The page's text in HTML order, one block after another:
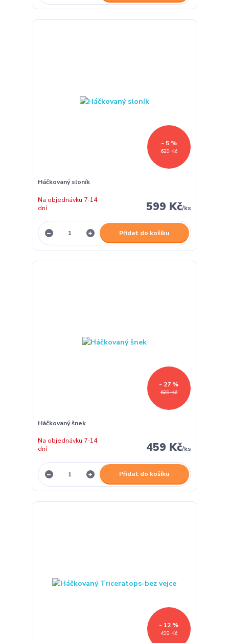
629 Kč
- 5 %
Háčkovaný sloník
599 Kč/ks
Na objednávku 7-14
dní
Přidat do košíku
629 Kč
- 27 %
Háčkovaný šnek
459 Kč/ks
Na objednávku 7-14
dní
Přidat do košíku
490 Kč
- 12 %